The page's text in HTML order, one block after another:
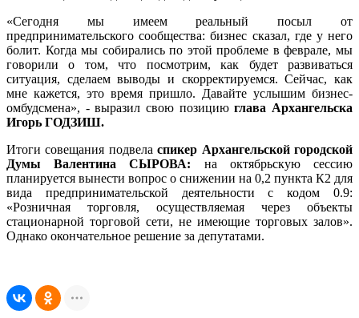
«Сегодня мы имеем реальный посыл от
предпринимательского сообщества: бизнес сказал, где у него
болит. Когда мы собирались по этой проблеме в феврале, мы
говорили о том, что посмотрим, как будет развиваться
ситуация, сделаем выводы и скорректируемся. Сейчас, как
мне кажется, это время пришло. Давайте услышим бизнес-
омбудсмена», - выразил свою позициюглава Архангельска
Игорь ГОДЗИШ.
Итоги совещания подвеласпикер Архангельской городской
Думы Валентина СЫРОВА: на октябрьскую сессию
планируется вынести вопрос о снижении на 0,2 пункта К2 для
вида предпринимательской деятельности с кодом 0.9:
«Розничная торговля, осуществляемая через объекты
стационарной торговой сети, не имеющие торговых залов».
Однако окончательное решение за депутатами.